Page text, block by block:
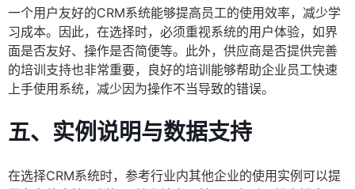
一个用户友好的CRM系统能够提高员工的使用效率，减少学
习成本。因此，在选择时，必须重视系统的用户体验，如界
面是否友好、操作是否简便等。此外，供应商是否提供完善
的培训支持也非常重要，良好的培训能够帮助企业员工快速
上手使用系统，减少因为操作不当导致的错误。
五、实例说明与数据支持
在选择CRM系统时，参考行业内其他企业的使用实例可以提